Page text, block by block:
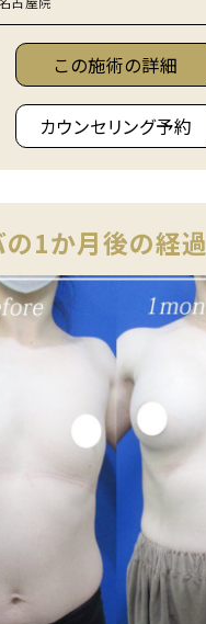
この施術の詳細
カウンセリング予約
の1か月後の経過